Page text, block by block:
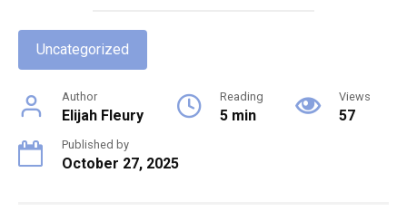
Uncategorized
Author
Elijah Fleury
Reading
5 min
Views
57
Published by
October 27, 2025